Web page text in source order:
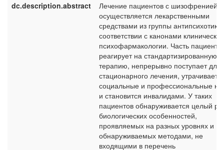
dc.description.abstract
Лечение пациентов с шизофренией
осуществляется лекарственными
средствами из группы
соответствии с канонами клинической
психофармакологии. Часть
реагирует на стандартизированную
терапию, непрерывно поступает для
стационарного лечения, утрачивает
социальные и профессиональные
и становится инвалидами. У таких
пациентов обнаруживается целый
биологических особенностей,
проявляемых на разных уровнях и
обнаруживаемых методами, не
входящими в перечень